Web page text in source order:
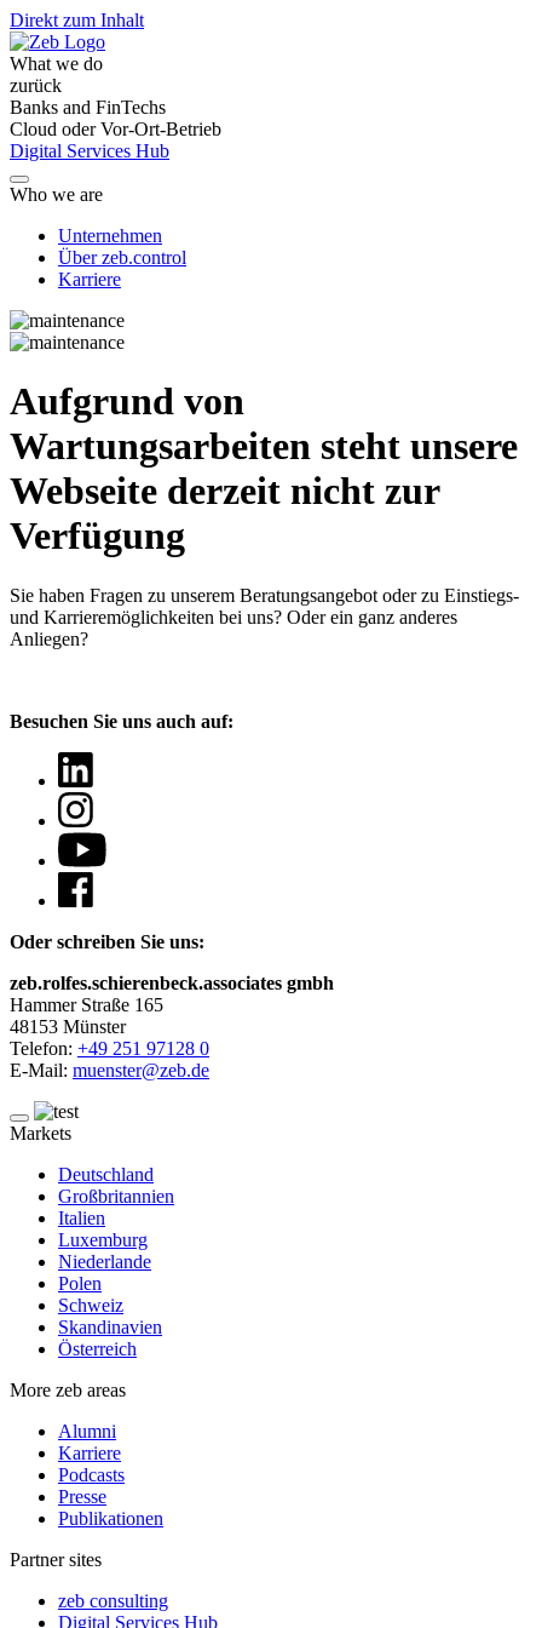
Direkt zum Inhalt
What we do
zurück
Banks and FinTechs
Cloud oder Vor-Ort-Betrieb
Digital Services Hub
Who we are
Unternehmen
Über zeb.control
Karriere
Aufgrund von
Wartungsarbeiten steht unsere
Webseite derzeit nicht zur
Verfügung
Sie haben Fragen zu unserem Beratungsangebot oder zu Einstiegs-
und Karrieremöglichkeiten bei uns? Oder ein ganz anderes
Anliegen?
Besuchen Sie uns auch auf:
Oder schreiben Sie uns:
zeb.rolfes.schierenbeck.associates gmbh
Hammer Straße 165
48153 Münster
Telefon: +49 251 97128 0
E-Mail: muenster@zeb.de
Markets
Deutschland
Großbritannien
Italien
Luxemburg
Niederlande
Polen
Schweiz
Skandinavien
Österreich
More zeb areas
Alumni
Karriere
Podcasts
Presse
Publikationen
Partner sites
zeb consulting
Digital Services Hub